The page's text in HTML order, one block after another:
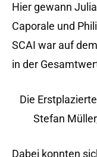
Hier gewann
Caporale und
SCAI war auf
in der
Die
Stefan
Dabei konnten